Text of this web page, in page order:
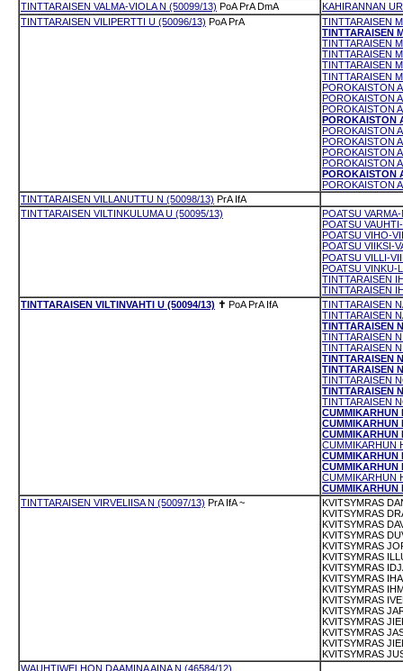
TINTTARAISEN VALMA-VIOLA N (50099/13) PoA PrA DmA
KAHIRANNAN
TINTTARAISEN VILIPERTTI U (50096/13) PoA PrA
TINTTARAISEN
TINTTARAISEN
TINTTARAISEN
TINTTARAISEN
TINTTARAISEN
TINTTARAISEN
POROKAISTON
POROKAISTON
POROKAISTON
POROKAISTON
POROKAISTON
POROKAISTON
POROKAISTON
POROKAISTON
POROKAISTON
POROKAISTON
TINTTARAISEN VILLANUTTU N (50098/13) PrA IfA
TINTTARAISEN VILTINKULUMA U (50095/13)
POATSU
POATSU
POATSU VIHO-
POATSU VIIKSI-
POATSU VILLI-
POATSU VINKU-
TINTTARAISEN
TINTTARAISEN
TINTTARAISEN VILTINVAHTI U (50094/13) ✝ PoA PrA IfA
TINTTARAISEN
TINTTARAISEN
TINTTARAISEN
TINTTARAISEN
TINTTARAISEN
TINTTARAISEN
TINTTARAISEN
TINTTARAISEN
TINTTARAISEN
TINTTARAISEN
CUMMIKARHUN
CUMMIKARHUN
CUMMIKARHUN
CUMMIKARHUN
CUMMIKARHUN
CUMMIKARHUN
CUMMIKARHUN
CUMMIKARHUN
TINTTARAISEN VIRVELIISA N (50097/13) PrA IfA ~
KVITSYMRAS
KVITSYMRAS
KVITSYMRAS
KVITSYMRAS
KVITSYMRAS
KVITSYMRAS
KVITSYMRAS
KVITSYMRAS
KVITSYMRAS
KVITSYMRAS
KVITSYMRAS
KVITSYMRAS
KVITSYMRAS
KVITSYMRAS
KVITSYMRAS
WAUHTIWELHON DAAMINA AINA N (46584/12)